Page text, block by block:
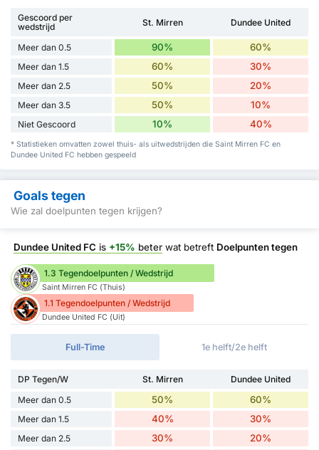
Gescoord per
wedstrijd
St. Mirren Dundee United
Meer dan 0.5 90% 60%
Meer dan 1.5 60% 30%
Meer dan 2.5 50% 20%
Meer dan 3.5 50% 10%
Niet Gescoord 10% 40%
* Statistieken omvatten zowel thuis- als uitwedstrijden die Saint Mirren FC en
Dundee United FC hebben gespeeld
Goals tegen
Wie zal doelpunten tegen krijgen?
Dundee United FC is +15% beter wat betreft Doelpunten tegen
1.3 Tegendoelpunten / Wedstrijd
Saint Mirren FC (Thuis)
1.1 Tegendoelpunten / Wedstrijd
Dundee United FC (Uit)
Full-Time 1e helft/2e helft
DP Tegen/W St. Mirren
Dundee United
Meer dan 0.5
50% 60%
Meer dan 1.5 40% 30%
Meer dan 2.5 30% 20%